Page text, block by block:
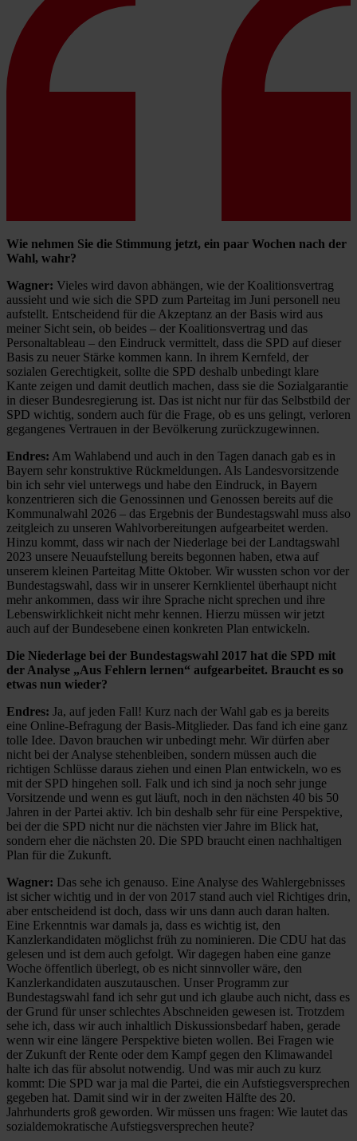
Wie nehmen Sie die Stimmung jetzt, ein paar Wochen nach der
Wahl, wahr?
Wagner: Vieles wird davon abhängen, wie der Koalitionsvertrag
aussieht und wie sich die SPD zum Parteitag im Juni personell neu
aufstellt. Entscheidend für die Akzeptanz an der Basis wird aus
meiner Sicht sein, ob beides – der Koalitionsvertrag und das
Personaltableau – den Eindruck vermittelt, dass die SPD auf dieser
Basis zu neuer Stärke kommen kann. In ihrem Kernfeld, der
sozialen Gerechtigkeit, sollte die SPD deshalb unbedingt klare
Kante zeigen und damit deutlich machen, dass sie die Sozialgarantie
in dieser Bundesregierung ist. Das ist nicht nur für das Selbstbild der
SPD wichtig, sondern auch für die Frage, ob es uns gelingt, verloren
gegangenes Vertrauen in der Bevölkerung zurückzugewinnen.
Endres: Am Wahlabend und auch in den Tagen danach gab es in
Bayern sehr konstruktive Rückmeldungen. Als Landesvorsitzende
bin ich sehr viel unterwegs und habe den Eindruck, in Bayern
konzentrieren sich die Genossinnen und Genossen bereits auf die
Kommunalwahl 2026 – das Ergebnis der Bundestagswahl muss also
zeitgleich zu unseren Wahlvorbereitungen aufgearbeitet werden.
Hinzu kommt, dass wir nach der Niederlage bei der Landtagswahl
2023 unsere Neuaufstellung bereits begonnen haben, etwa auf
unserem kleinen Parteitag Mitte Oktober. Wir wussten schon vor der
Bundestagswahl, dass wir in unserer Kernklientel überhaupt nicht
mehr ankommen, dass wir ihre Sprache nicht sprechen und ihre
Lebenswirklichkeit nicht mehr kennen. Hierzu müssen wir jetzt
auch auf der Bundesebene einen konkreten Plan entwickeln.
Die Niederlage bei der Bundestagswahl 2017 hat die SPD mit
der Analyse „Aus Fehlern lernen“ aufgearbeitet. Braucht es so
etwas nun wieder?
Endres: Ja, auf jeden Fall! Kurz nach der Wahl gab es ja bereits
eine Online-Befragung der Basis-Mitglieder. Das fand ich eine ganz
tolle Idee. Davon brauchen wir unbedingt mehr. Wir dürfen aber
nicht bei der Analyse stehenbleiben, sondern müssen auch die
richtigen Schlüsse daraus ziehen und einen Plan entwickeln, wo es
mit der SPD hingehen soll. Falk und ich sind ja noch sehr junge
Vorsitzende und wenn es gut läuft, noch in den nächsten 40 bis 50
Jahren in der Partei aktiv. Ich bin deshalb sehr für eine Perspektive,
bei der die SPD nicht nur die nächsten vier Jahre im Blick hat,
sondern eher die nächsten 20. Die SPD braucht einen nachhaltigen
Plan für die Zukunft.
Wagner: Das sehe ich genauso. Eine Analyse des Wahlergebnisses
ist sicher wichtig und in der von 2017 stand auch viel Richtiges drin,
aber entscheidend ist doch, dass wir uns dann auch daran halten.
Eine Erkenntnis war damals ja, dass es wichtig ist, den
Kanzlerkandidaten möglichst früh zu nominieren. Die CDU hat das
gelesen und ist dem auch gefolgt. Wir dagegen haben eine ganze
Woche öffentlich überlegt, ob es nicht sinnvoller wäre, den
Kanzlerkandidaten auszutauschen. Unser Programm zur
Bundestagswahl fand ich sehr gut und ich glaube auch nicht, dass es
der Grund für unser schlechtes Abschneiden gewesen ist. Trotzdem
sehe ich, dass wir auch inhaltlich Diskussionsbedarf haben, gerade
wenn wir eine längere Perspektive bieten wollen. Bei Fragen wie
der Zukunft der Rente oder dem Kampf gegen den Klimawandel
halte ich das für absolut notwendig. Und was mir auch zu kurz
kommt: Die SPD war ja mal die Partei, die ein Aufstiegsversprechen
gegeben hat. Damit sind wir in der zweiten Hälfte des 20.
Jahrhunderts groß geworden. Wir müssen uns fragen: Wie lautet das
sozialdemokratische Aufstiegsversprechen heute?